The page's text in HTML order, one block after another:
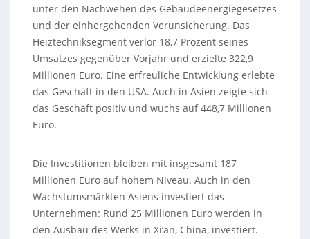
unter den Nachwehen des Gebäudeenergiegesetzes
und der einhergehenden Verunsicherung. Das
Heiztechniksegment verlor 18,7 Prozent seines
Umsatzes gegenüber Vorjahr und erzielte 322,9
Millionen Euro. Eine erfreuliche Entwicklung erlebte
das Geschäft in den USA. Auch in Asien zeigte sich
das Geschäft positiv und wuchs auf 448,7 Millionen
Euro.
Die Investitionen bleiben mit insgesamt 187
Millionen Euro auf hohem Niveau. Auch in den
Wachstumsmärkten Asiens investiert das
Unternehmen: Rund 25 Millionen Euro werden in
den Ausbau des Werks in Xi’an, China, investiert.